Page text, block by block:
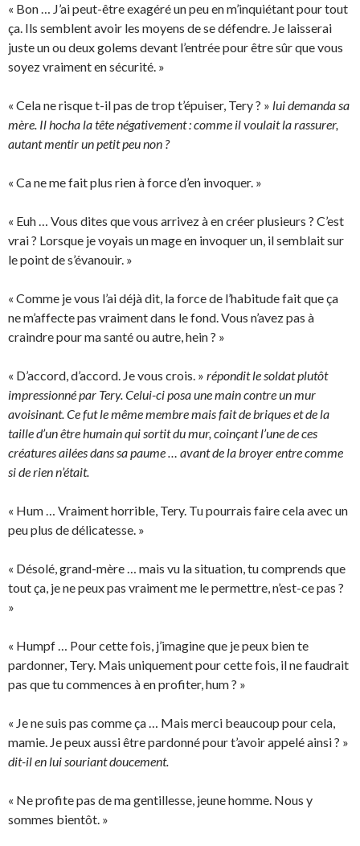
« Bon … J’ai peut-être exagéré un peu en m’inquiétant pour tout
ça. Ils semblent avoir les moyens de se défendre. Je laisserai
juste un ou deux golems devant l’entrée pour être sûr que vous
soyez vraiment en sécurité. »
« Cela ne risque t-il pas de trop t’épuiser, Tery ? » lui demanda sa
mère. Il hocha la tête négativement : comme il voulait la rassurer,
autant mentir un petit peu non ?
« Ca ne me fait plus rien à force d’en invoquer. »
« Euh … Vous dites que vous arrivez à en créer plusieurs ? C’est
vrai ? Lorsque je voyais un mage en invoquer un, il semblait sur
le point de s’évanouir. »
« Comme je vous l’ai déjà dit, la force de l’habitude fait que ça
ne m’affecte pas vraiment dans le fond. Vous n’avez pas à
craindre pour ma santé ou autre, hein ? »
« D’accord, d’accord. Je vous crois. » répondit le soldat plutôt
impressionné par Tery. Celui-ci posa une main contre un mur
avoisinant. Ce fut le même membre mais fait de briques et de la
taille d’un être humain qui sortit du mur, coinçant l’une de ces
créatures ailées dans sa paume … avant de la broyer entre comme
si de rien n’était.
« Hum … Vraiment horrible, Tery. Tu pourrais faire cela avec un
peu plus de délicatesse. »
« Désolé, grand-mère … mais vu la situation, tu comprends que
tout ça, je ne peux pas vraiment me le permettre, n’est-ce pas ?
»
« Humpf … Pour cette fois, j’imagine que je peux bien te
pardonner, Tery. Mais uniquement pour cette fois, il ne faudrait
pas que tu commences à en profiter, hum ? »
« Je ne suis pas comme ça … Mais merci beaucoup pour cela,
mamie. Je peux aussi être pardonné pour t’avoir appelé ainsi ? »
dit-il en lui souriant doucement.
« Ne profite pas de ma gentillesse, jeune homme. Nous y
sommes bientôt. »